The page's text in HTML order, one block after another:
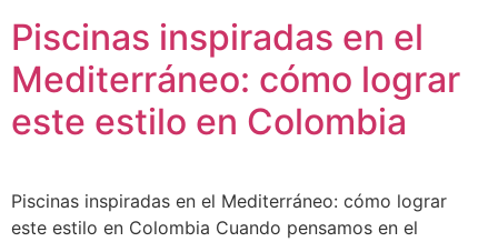
Piscinas inspiradas en el
Mediterráneo: cómo lograr
este estilo en Colombia
Piscinas inspiradas en el Mediterráneo: cómo lograr
este estilo en Colombia Cuando pensamos en el